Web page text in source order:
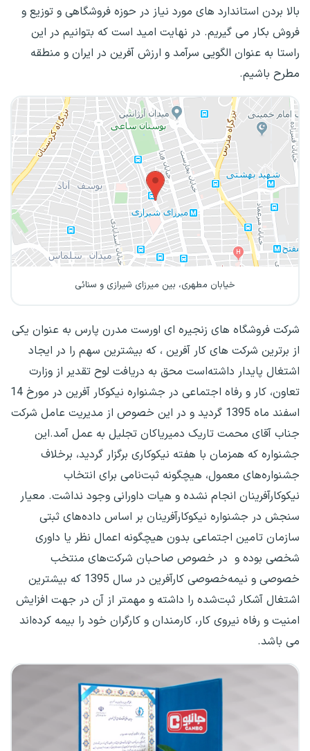
بالا بردن استاندارد های مورد نیاز در حوزه فروشگاهی و توزیع و
فروش بکار می گیریم. در نهایت امید است که بتوانیم در این
راستا به عنوان الگویی سرآمد و ارزش آفرین در ایران و منطقه
مطرح باشیم.
خیابان مطهری، بین میرزای شیرازی و سنائی
شرکت فروشگاه های زنجیره ای اورست مدرن پارس به عنوان یکی
از برترین شرکت های کار آفرین ، که بیشترین سهم را در ایجاد
اشتغال پایدار داشته‌است محق به دریافت لوح تقدیر از وزارت
تعاون، کار و رفاه اجتماعی در جشنواره نیکوکار آفرین در مورخ 14
اسفند ماه 1395 گردید و در این خصوص از مدیریت عامل شرکت
جناب آقای محمت تاریک دمیریاکان تجلیل به عمل آمد.این
جشنواره که همزمان با هفته نیکوکاری برگزار گردید، برخلاف
جشنواره‌های معمول، هیچگونه ثبت‌نامی برای انتخاب
نیکوکارآفرینان انجام نشده و هیات داورانی وجود نداشت. معیار
سنجش در جشنواره نیکوکارآفرینان بر اساس داده‌های ثبتی
سازمان تامین اجتماعی بدون هیچگونه اعمال نظر یا داوری
شخصی بوده و در خصوص صاحبان شرکت‌های منتخب
خصوصی و نیمه‌خصوصی کارآفرین در سال 1395 که بیشترین
اشتغال آشکار ثبت‌شده را داشته و مهمتر از آن در جهت افزایش
امنیت و رفاه نیروی کار، کارمندان و کارگران خود را بیمه کرده‌اند
می باشد.